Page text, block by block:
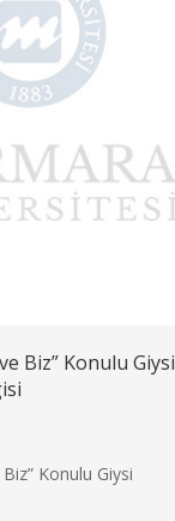
Biz” Konulu Giysi
Konulu Giysi